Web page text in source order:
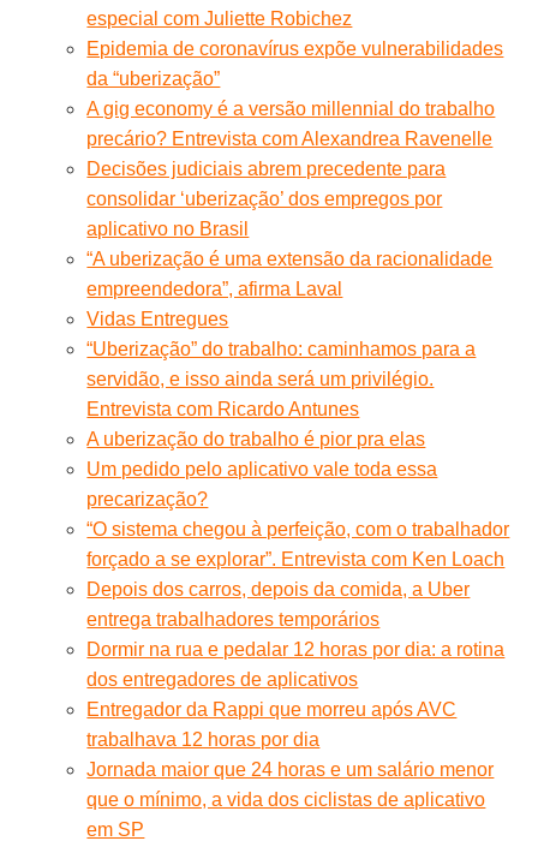
especial com Juliette Robichez
Epidemia de coronavírus expõe vulnerabilidades
da “uberização”
A gig economy é a versão millennial do trabalho
precário? Entrevista com Alexandrea Ravenelle
Decisões judiciais abrem precedente para
consolidar ‘uberização’ dos empregos por
aplicativo no Brasil
“A uberização é uma extensão da racionalidade
empreendedora”, afirma Laval
Vidas Entregues
“Uberização” do trabalho: caminhamos para a
servidão, e isso ainda será um privilégio.
Entrevista com Ricardo Antunes
A uberização do trabalho é pior pra elas
Um pedido pelo aplicativo vale toda essa
precarização?
“O sistema chegou à perfeição, com o trabalhador
forçado a se explorar”. Entrevista com Ken Loach
Depois dos carros, depois da comida, a Uber
entrega trabalhadores temporários
Dormir na rua e pedalar 12 horas por dia: a rotina
dos entregadores de aplicativos
Entregador da Rappi que morreu após AVC
trabalhava 12 horas por dia
Jornada maior que 24 horas e um salário menor
que o mínimo, a vida dos ciclistas de aplicativo
em SP